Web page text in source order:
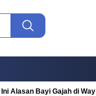
Ini Alasan Bayi Gajah di